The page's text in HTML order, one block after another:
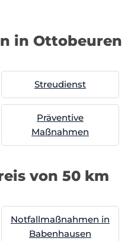
in Ottobeuren
Streudienst
Präventive
Maßnahmen
von 50 km
Notfallmaßnahmen in
Babenhausen